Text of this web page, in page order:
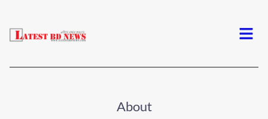
Menu
About